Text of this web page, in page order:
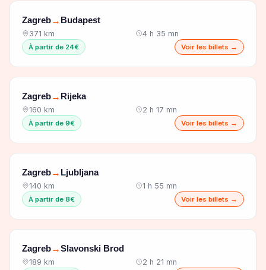
Zagreb→ Budapest
371 km 4 h 35 mn
À partir de 24€ Voir les billets →
Zagreb→ Rijeka
160 km 2 h 17 mn
À partir de 9€ Voir les billets →
Zagreb→ Ljubljana
140 km 1 h 55 mn
À partir de 8€ Voir les billets →
Zagreb→Slavonski Brod
189 km 2 h 21 mn